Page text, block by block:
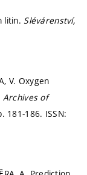
litin. Slévárenství,
V. Oxygen
Archives of
181-186. ISSN: